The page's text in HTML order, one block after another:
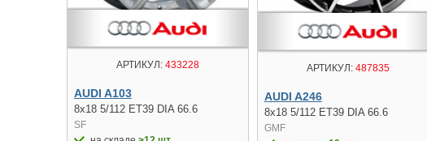
АРТИКУЛ:433228
AUDI A103
8x18 5/112 ET39 DIA 66.6
SF
АРТИКУЛ:487835
AUDI A246
8x18 5/112 ET39 DIA 66.6
GMF